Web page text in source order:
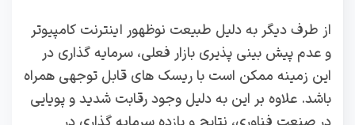
از طرف دیگر به دلیل طبیعت نوظهور اینترنت کامپیوتر
و عدم پیش‌ بینی‌ پذیری بازار فعلی، سرمایه‌ گذاری در
این زمینه ممکن است با ریسک‌ های قابل توجهی همراه
باشد. علاوه بر این به دلیل وجود رقابت شدید و پویایی